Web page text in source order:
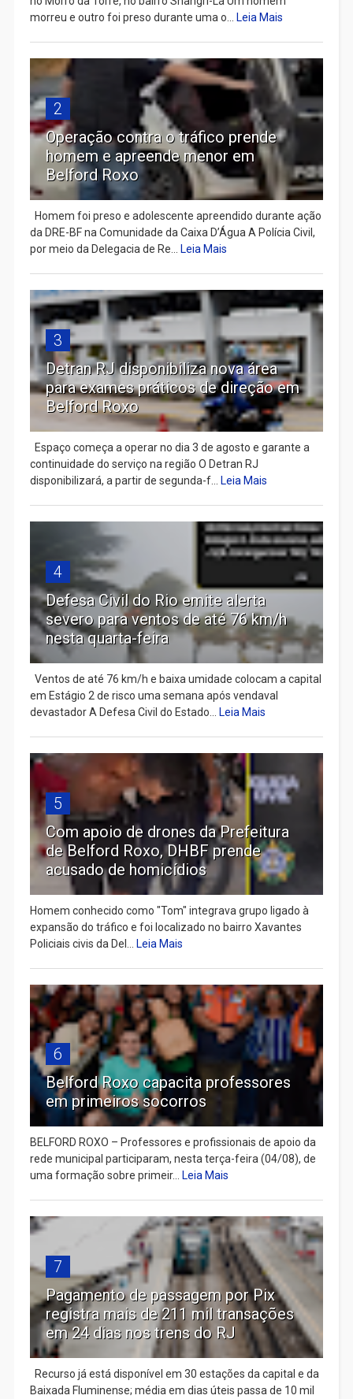
morreu e outro foi preso durante uma o... Leia Mais
2
Operação contra o tráfico prende
homem e apreende menor em
Belford Roxo
Homem foi preso e adolescente apreendido durante ação
da DRE-BF na Comunidade da Caixa D’Água A Polícia Civil,
por meio da Delegacia de Re... Leia Mais
3
Detran RJ disponibiliza nova área
para exames práticos de direção em
Belford Roxo
Espaço começa a operar no dia 3 de agosto e garante a
continuidade do serviço na região O Detran RJ
disponibilizará, a partir de segunda-f... Leia Mais
4
Defesa Civil do Rio emite alerta
severo para ventos de até 76 km/h
nesta quarta-feira
Ventos de até 76 km/h e baixa umidade colocam a capital
em Estágio 2 de risco uma semana após vendaval
devastador A Defesa Civil do Estado... Leia Mais
5
Com apoio de drones da Prefeitura
de Belford Roxo, DHBF prende
acusado de homicídios
Homem conhecido como "Tom" integrava grupo ligado à
expansão do tráfico e foi localizado no bairro Xavantes
Policiais civis da Del... Leia Mais
6
Belford Roxo capacita professores
em primeiros socorros
BELFORD ROXO – Professores e profissionais de apoio da
rede municipal participaram, nesta terça-feira (04/08), de
uma formação sobre primeir... Leia Mais
7
Pagamento de passagem por Pix
registra mais de 211 mil transações
em 24 dias nos trens do RJ
Recurso já está disponível em 30 estações da capital e da
Baixada Fluminense; média em dias úteis passa de 10 mil